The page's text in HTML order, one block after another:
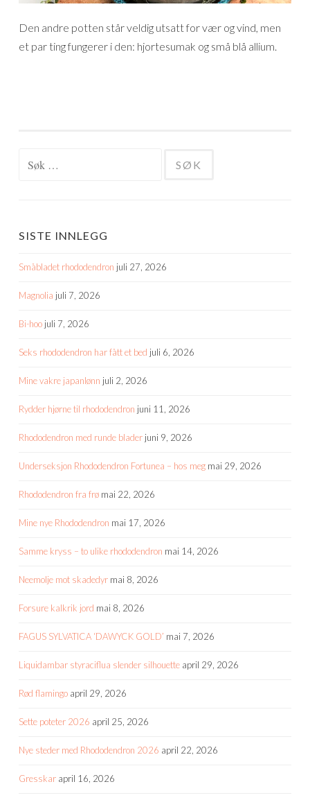
Den andre potten står veldig utsatt for vær og vind, men
et par ting fungerer i den: hjortesumak og små blå allium.
SISTE INNLEGG
Småbladet rhododendron juli 27, 2026
Magnolia juli 7, 2026
Bi-hoo juli 7, 2026
Seks rhododendron har fått et bed juli 6, 2026
Mine vakre japanlønn juli 2, 2026
Rydder hjørne til rhododendron juni 11, 2026
Rhododendron med runde blader juni 9, 2026
Underseksjon Rhododendron Fortunea – hos meg mai 29, 2026
Rhododendron fra frø mai 22, 2026
Mine nye Rhododendron mai 17, 2026
Samme kryss – to ulike rhododendron mai 14, 2026
Neemolje mot skadedyr mai 8, 2026
Forsure kalkrik jord mai 8, 2026
FAGUS SYLVATICA ‘DAWYCK GOLD’ mai 7, 2026
Liquidambar styraciflua slender silhouette april 29, 2026
Rød flamingo april 29, 2026
Sette poteter 2026 april 25, 2026
Nye steder med Rhododendron 2026 april 22, 2026
Gresskar april 16, 2026